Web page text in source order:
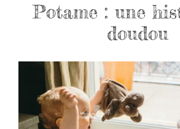
Potame : une
doudou